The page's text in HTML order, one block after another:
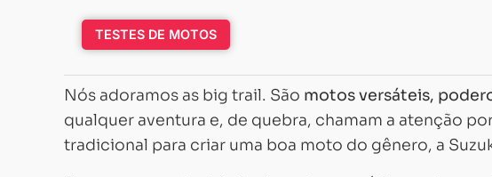
TESTES DE MOTOS
Nós adoramos as big trail. São motos versáteis,
qualquer aventura e, de quebra, chamam a atenção
tradicional para criar uma boa moto do gênero, a